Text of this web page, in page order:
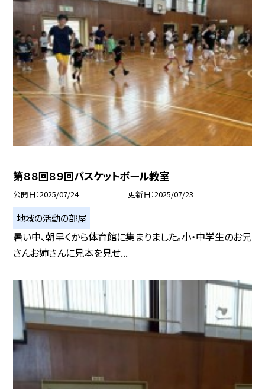
第８８回８９回バスケットボール教室
公開日 2025/07/24 更新日 2025/07/23
地域の活動の部屋
暑い中、朝早くから体育館に集まりました。小・中学生のお兄
さんお姉さんに見本を見せ...